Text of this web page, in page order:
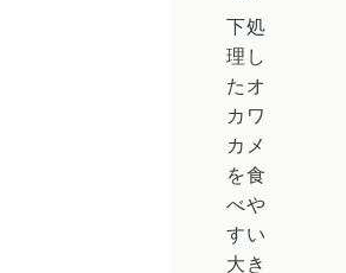
下処
理し
たオ
カワ
カメ
を食
べや
すい
大き